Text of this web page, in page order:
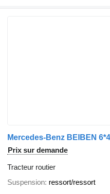
Mercedes-Benz BEIBEN
Prix sur demande
Tracteur routier
Suspension ressort/ressort